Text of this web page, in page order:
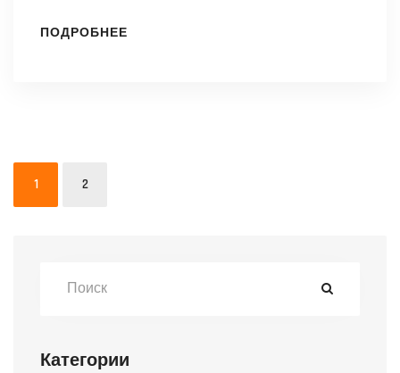
простым языком — без сложных формул и
избежать протечек, сэкономить материалы
и выбрать оптимальный вариант для
ПОДРОБНЕЕ
1 2
Категории